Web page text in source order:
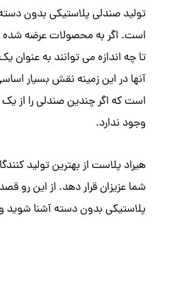
تولید صندلی پلاستیکی بدون
است. اگر به محصولات عرضه شده
تا چه اندازه می توانند به عنوان
آنها در این زمینه نقش بسیار
است که اگر چندین صندلی را از یک
وجود ندارد.
هیراد پلاست از بهترین تولید
شما عزیزان قرار دهد. از این رو
پلاستیکی بدون دسته آشنا شوید و